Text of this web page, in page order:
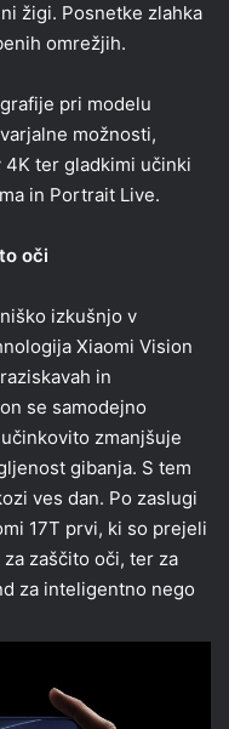
žigi. Posnetke zlahka
omrežjih.
pri modelu
možnosti,
ter gladkimi učinki
in Portrait Live.
oči
izkušnjo v
Xiaomi Vision
in
se samodejno
zmanjšuje
gibanja. S tem
ves dan. Po zaslugi
17T prvi, ki so prejeli
zaščito oči, ter za
za inteligentno nego